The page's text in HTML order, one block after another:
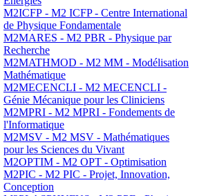
M2ICFP - M2 ICFP - Centre International
de Physique Fondamentale
M2MARES - M2 PBR - Physique par
Recherche
M2MATHMOD - M2 MM - Modélisation
Mathématique
M2MECENCLI - M2 MECENCLI -
Génie Mécanique pour les Cliniciens
M2MPRI - M2 MPRI - Fondements de
l'Informatique
M2MSV - M2 MSV - Mathématiques
pour les Sciences du Vivant
M2OPTIM - M2 OPT - Optimisation
M2PIC - M2 PIC - Projet, Innovation,
Conception